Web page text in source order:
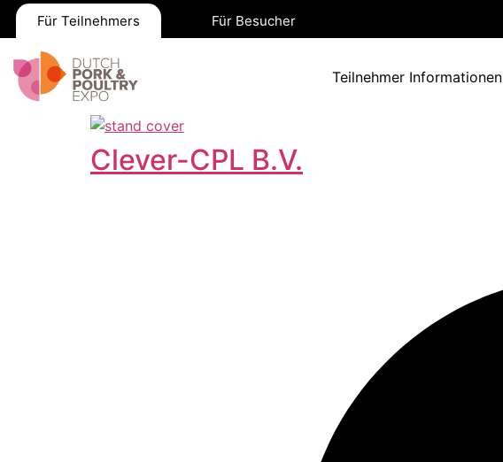
Für Teilnehmers Für Besucher
Teilnehmer Informationen
Clever-CPL B.V.